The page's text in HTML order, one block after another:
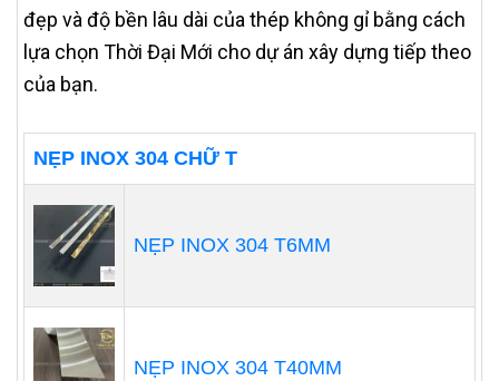
đẹp và độ bền lâu dài của thép không gỉ bằng cách
lựa chọn Thời Đại Mới cho dự án xây dựng tiếp theo
của bạn.
NẸP INOX 304 CHỮ T
NẸP INOX 304 T6MM
NẸP INOX 304 T40MM